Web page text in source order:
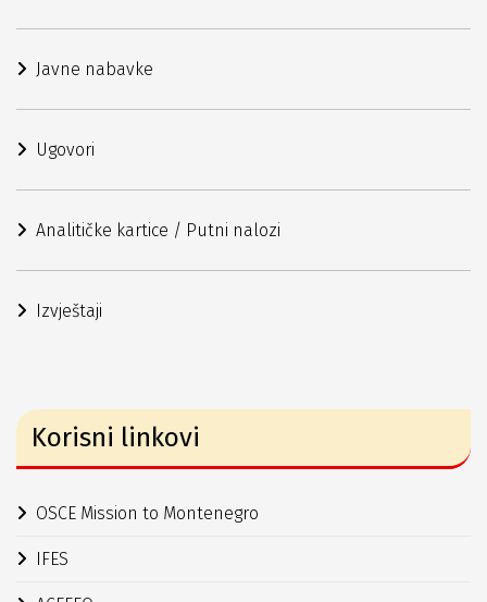
Javne nabavke
Ugovori
Analitičke kartice / Putni nalozi
Izvještaji
Korisni linkovi
OSCE Mission to Montenegro
IFES